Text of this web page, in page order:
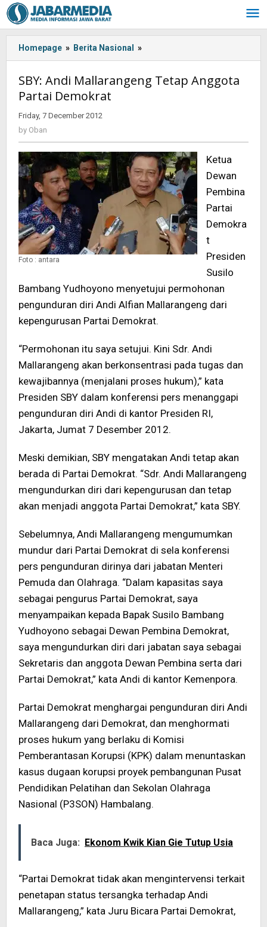
Skip
to
content
Homepage » Berita Nasional »
Andi
Tetap
SBY: Andi Mallarangeng Tetap Anggota
Partai Demokrat
Friday, 7 December 2012
by Oban
Foto : antara
Ketua
Dewan
Pembina
Partai
Demokra
t
Presiden
Susilo
Bambang Yudhoyono menyetujui permohonan
pengunduran diri Andi Alfian Mallarangeng dari
kepengurusan Partai Demokrat.
“Permohonan itu saya setujui. Kini Sdr. Andi
Mallarangeng akan berkonsentrasi pada tugas dan
kewajibannya (menjalani proses hukum),” kata
Presiden SBY dalam konferensi pers menanggapi
pengunduran diri Andi di kantor Presiden RI,
Jakarta, Jumat 7 Desember 2012.
Meski demikian, SBY mengatakan Andi tetap akan
berada di Partai Demokrat. “Sdr. Andi Mallarangeng
mengundurkan diri dari kepengurusan dan tetap
akan menjadi anggota Partai Demokrat,” kata SBY.
Sebelumnya, Andi Mallarangeng mengumumkan
mundur dari Partai Demokrat di sela konferensi
pers pengunduran dirinya dari jabatan Menteri
Pemuda dan Olahraga. “Dalam kapasitas saya
sebagai pengurus Partai Demokrat, saya
menyampaikan kepada Bapak Susilo Bambang
Yudhoyono sebagai Dewan Pembina Demokrat,
saya mengundurkan diri dari jabatan saya sebagai
Sekretaris dan anggota Dewan Pembina serta dari
Partai Demokrat,” kata Andi di kantor Kemenpora.
Partai Demokrat menghargai pengunduran diri Andi
Mallarangeng dari Demokrat, dan menghormati
proses hukum yang berlaku di Komisi
Pemberantasan Korupsi (KPK) dalam menuntaskan
kasus dugaan korupsi proyek pembangunan Pusat
Pendidikan Pelatihan dan Sekolan Olahraga
Nasional (P3SON) Hambalang.
Baca Juga: Ekonom Kwik Kian Gie Tutup Usia
“Partai Demokrat tidak akan mengintervensi terkait
penetapan status tersangka terhadap Andi
Mallarangeng,” kata Juru Bicara Partai Demokrat,